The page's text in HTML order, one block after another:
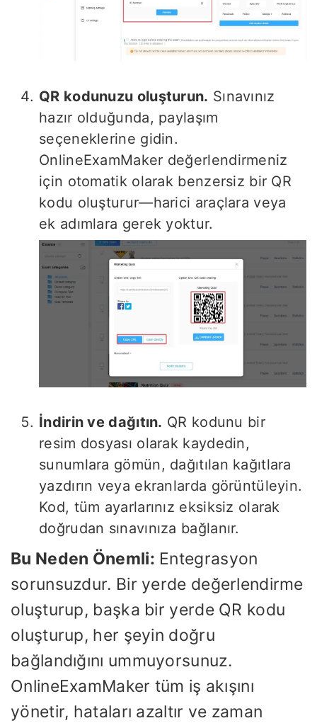
QR kodunuzu oluşturun. Sınavınız
hazır olduğunda, paylaşım
seçeneklerine gidin.
OnlineExamMaker değerlendirmeniz
için otomatik olarak benzersiz bir QR
kodu oluşturur—harici araçlara veya
ek adımlara gerek yoktur.
İndirin ve dağıtın. QR kodunu bir
resim dosyası olarak kaydedin,
sunumlara gömün, dağıtılan kağıtlara
yazdırın veya ekranlarda görüntüleyin.
Kod, tüm ayarlarınız eksiksiz olarak
doğrudan sınavınıza bağlanır.
Bu Neden Önemli: Entegrasyon
sorunsuzdur. Bir yerde değerlendirme
oluşturup, başka bir yerde QR kodu
oluşturup, her şeyin doğru
bağlandığını ummuyorsunuz.
OnlineExamMaker tüm iş akışını
yönetir, hataları azaltır ve zaman